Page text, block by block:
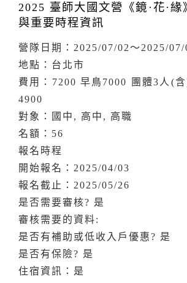
2025 臺師大國文營《鏡·花·緣
與重要時程資訊
營隊日期：2025/07/02～2025/07/
地點：台北市
費用：7200 早鳥7000 團體3人(
4900
對象：國中, 高中, 高職
名額：56
報名時程
開始報名：2025/04/03
報名截止：2025/05/26
是否需要審核? 是
審核需要的資料:
是否有補助或低收入戶優惠? 是
是否有保險? 是
住宿資訊：是